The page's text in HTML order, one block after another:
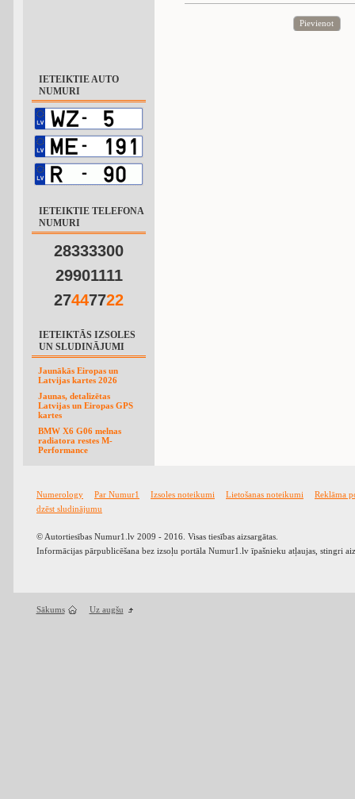
IETEIKTIE AUTO
NUMURI
IETEIKTIE TELEFONA
NUMURI
28333300
29901111
27447722
IETEIKTĀS IZSOLES
UN SLUDINĀJUMI
Jaunākās Eiropas un
Latvijas kartes 2026
Jaunas, detalizētas
Latvijas un Eiropas GPS
kartes
BMW X6 G06 melnas
radiatora restes M-
Performance
Pievienot
Numerology Par Numur1 Izsoles noteikumi Lietošanas noteikumi
Reklāma
dzēst sludinājumu
© Autortiesības Numur1.lv 2009 - 2016. Visas tiesības aizsargātas.
Informācijas pārpublicēšana bez izsoļu portāla Numur1.lv īpašnieku atļaujas, stingri
Sākums Uz augšu